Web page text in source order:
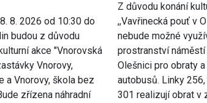
8. 2026 od 10:30 do
budou z důvodu
akce "Vnorovská
Vnorovy,
a Vnorovy, škola bez
zřízena náhradní
Z důvodu konání
,,Vavřinecká pouť v
nebude možné
prostranství
Olešnici pro obraty
autobusů. Linky
301 realizují obrat v